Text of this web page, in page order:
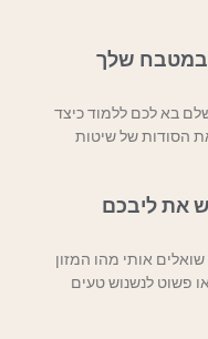
במטבח שלך
בא לכם ללמוד כיצד
הסודות של שיטות
את ליבכם
אותי מהו המזון
פשוט לנשנוש טעים